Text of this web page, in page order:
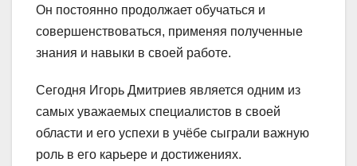
Он постоянно продолжает обучаться и
совершенствоваться, применяя полученные
знания и навыки в своей работе.
Сегодня Игорь Дмитриев является одним из
самых уважаемых специалистов в своей
области и его успехи в учёбе сыграли важную
роль в его карьере и достижениях.